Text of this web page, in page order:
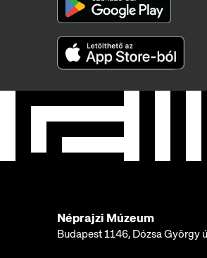
Néprajzi Múzeum
Budapest 1146, Dózsa György